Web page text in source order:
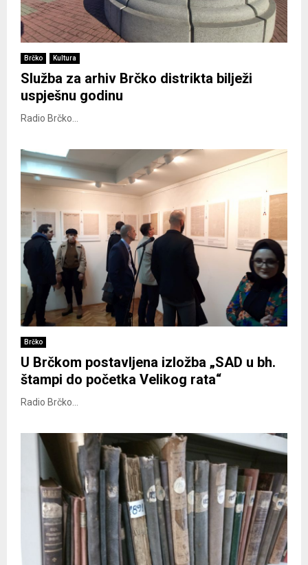
Brčko Kultura
Služba za arhiv Brčko distrikta bilježi
uspješnu godinu
Radio Brčko...
Brčko
U Brčkom postavljena izložba „SAD u bh.
štampi do početka Velikog rata“
Radio Brčko...